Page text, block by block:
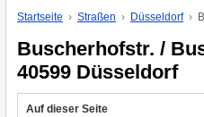
Startseite Straßen Düsseldorf
Buscherhofstr. /
40599 Düsseldorf
Auf dieser Seite